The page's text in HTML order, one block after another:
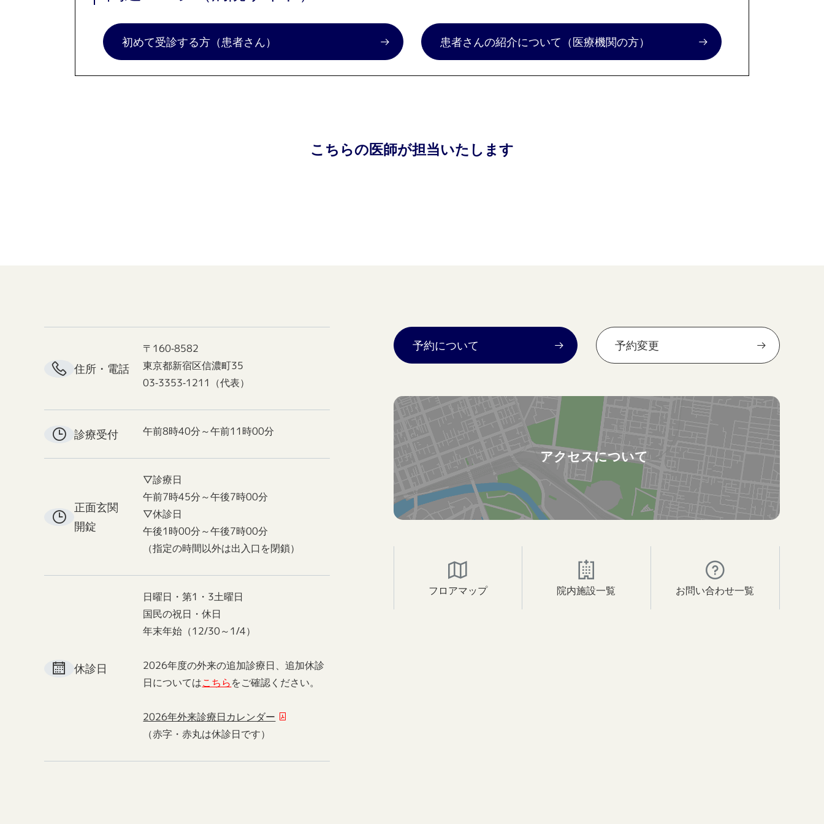
初めて受診する方（患者さん） 患者さんの紹介について （医療機関の方）
こちらの医師が担当いたします
住所・電話
〒160-8582
東京都新宿区信濃町35
03-3353-1211（代表）
診療受付 午前8時40分～午前11時00分
正面玄関
開錠
▽診療日
午前7時45分～午後7時00分
▽休診日
午後1時00分～午後7時00分
（指定の時間以外は出入口を閉鎖）
休診日
日曜日・第1・3土曜日
国民の祝日・休日
年末年始（12/30～1/4）
2026年度の外来の追加診療日、追加休診
日についてはこちらをご確認ください。
2026年外来診療日カレンダー
（赤字・赤丸は休診日です）
予約について 予約変更
アクセスについて
フロアマップ 院内施設一覧 お問い合わせ一覧